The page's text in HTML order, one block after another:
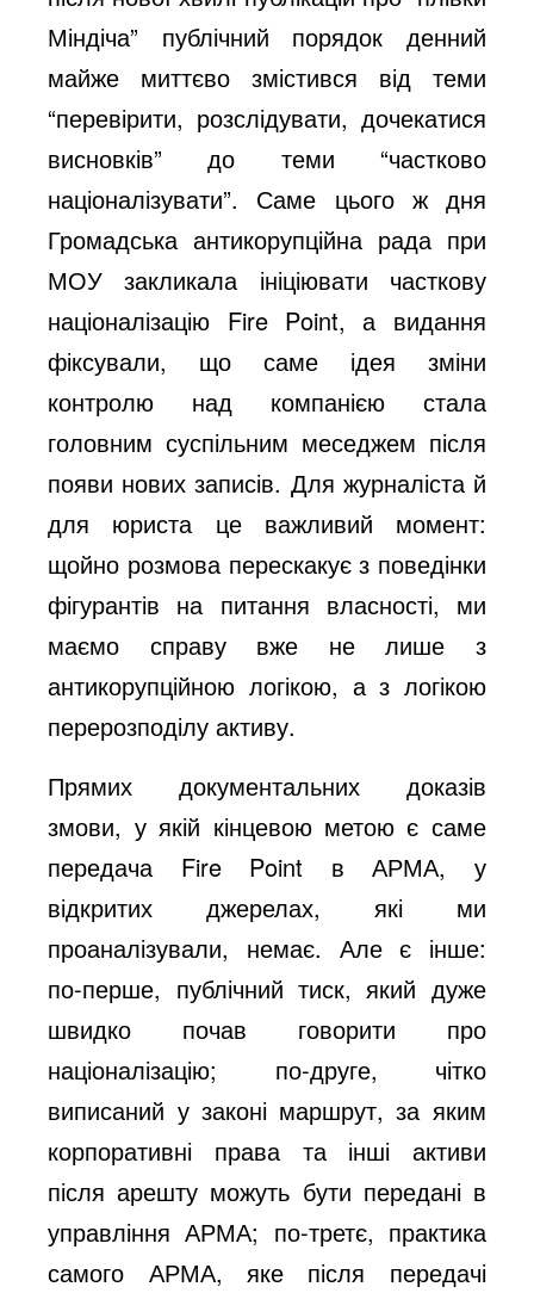
Міндіча” публічний порядок денний
майже миттєво змістився від теми
“перевірити, розслідувати, дочекатися
висновків” до теми “частково
націоналізувати”. Саме цього ж дня
Громадська антикорупційна рада при
МОУ закликала ініціювати часткову
націоналізацію Fire Point, а видання
фіксували, що саме ідея зміни
контролю над компанією стала
головним суспільним меседжем після
появи нових записів. Для журналіста й
для юриста це важливий момент:
щойно розмова перескакує з поведінки
фігурантів на питання власності, ми
маємо справу вже не лише з
антикорупційною логікою, а з логікою
перерозподілу активу.
Прямих документальних доказів
змови, у якій кінцевою метою є саме
передача Fire Point в АРМА, у
відкритих джерелах, які ми
проаналізували, немає. Але є інше:
по-перше, публічний тиск, який дуже
швидко почав говорити про
націоналізацію; по-друге, чітко
виписаний у законі маршрут, за яким
корпоративні права та інші активи
після арешту можуть бути передані в
управління АРМА; по-третє, практика
самого АРМА, яке після передачі